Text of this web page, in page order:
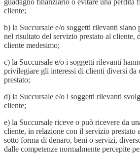
guadagno finanziario o evitare una perdita
cliente;
b) la Succursale e/o soggetti rilevanti siano
nel risultato del servizio prestato al cliente,
cliente medesimo;
c) la Succursale e/o i soggetti rilevanti
privilegiare gli interessi di clienti diversi da
prestato;
d) la Succursale e/o i soggetti rilevanti
cliente;
e) la Succursale riceve o può ricevere da
cliente, in relazione con il servizio prestato
sotto forma di denaro, beni o servizi,
dalle competenze normalmente percepite